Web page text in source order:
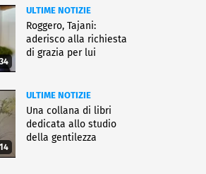
ULTIME NOTIZIE
Roggero, Tajani:
aderisco alla richiesta
di grazia per lui
ULTIME NOTIZIE
Una collana di libri
dedicata allo studio
della gentilezza